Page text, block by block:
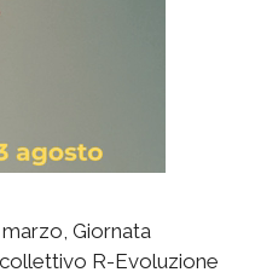
Giornata
R-Evoluzione